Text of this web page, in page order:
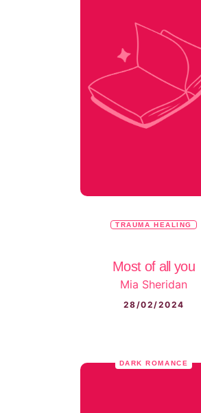
TRAUMA HEALING
Most of all you
Mia Sheridan
28/02/2024
DARK ROMANCE